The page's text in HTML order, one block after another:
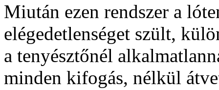
Miután ezen rendszer a
elégedetlenséget szült,
a tenyésztőnél
minden kifogás, nélkül